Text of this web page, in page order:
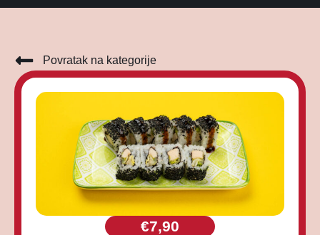
Povratak na kategorije
€7,90